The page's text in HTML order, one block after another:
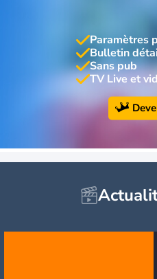
Paramètres
Bulletin
Sans pub
TV Live et